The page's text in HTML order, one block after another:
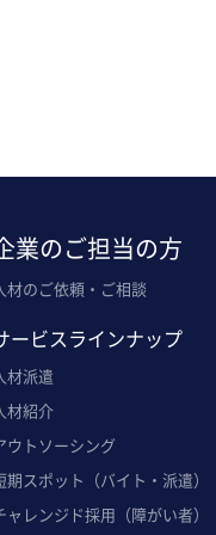
業のご担当の方
材のご依頼・ご相談
ービスラインナップ
材派遣
材紹介
ウトソーシング
期スポット（バイト・派遣）
ャレンジド採用（障がい者）